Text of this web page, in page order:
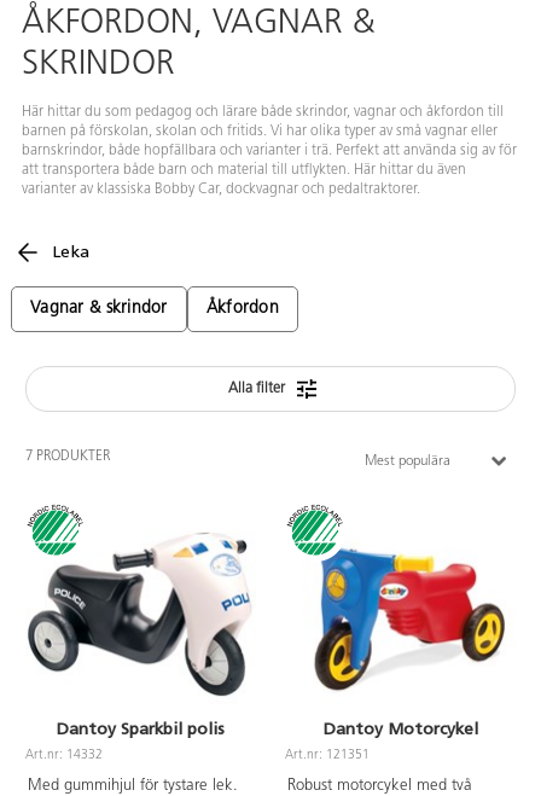
ÅKFORDON, VAGNAR &
SKRINDOR
Här hittar du som pedagog och lärare både skrindor, vagnar och åkfordon till
barnen på förskolan, skolan och fritids. Vi har olika typer av små vagnar eller
barnskrindor, både hopfällbara och varianter i trä. Perfekt att använda sig av för
att transportera både barn och material till utflykten. Här hittar du även
varianter av klassiska Bobby Car, dockvagnar och pedaltraktorer.
Leka
Vagnar & skrindor Åkfordon
Alla filter
7 PRODUKTER Mest populära
Dantoy Sparkbil polis
Art.nr: 14332
Med gummihjul för tystare lek.
Dantoy Motorcykel
Art.nr: 121351
Robust motorcykel med två